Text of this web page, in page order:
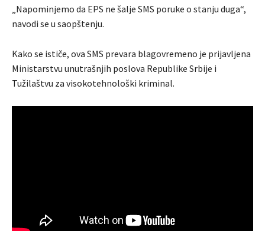
„Napominjemo da EPS ne šalje SMS poruke o stanju duga“,
navodi se u saopštenju.
Kako se ističe, ova SMS prevara blagovremeno je prijavljena
Ministarstvu unutrašnjih poslova Republike Srbije i
Tužilaštvu za visokotehnološki kriminal.